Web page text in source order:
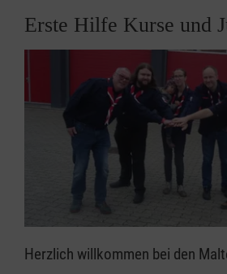
Erste Hilfe Kurse und
Herzlich willkommen bei den